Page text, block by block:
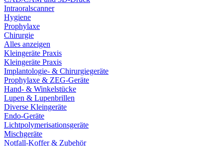
Intraoralscanner
Hygiene
Prophylaxe
Chirurgie
Alles anzeigen
Kleingeräte Praxis
Kleingeräte Praxis
Implantologie- & Chirurgiegeräte
Prophylaxe & ZEG-Geräte
Hand- & Winkelstücke
Lupen & Lupenbrillen
Diverse Kleingeräte
Endo-Geräte
Lichtpolymerisationsgeräte
Mischgeräte
Notfall-Koffer & Zubehör